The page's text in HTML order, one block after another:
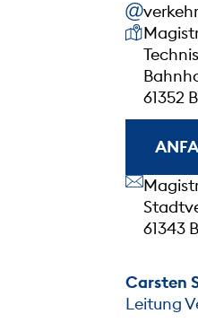
Unsere
61352
Unsere
61343
Carsten
Leitung